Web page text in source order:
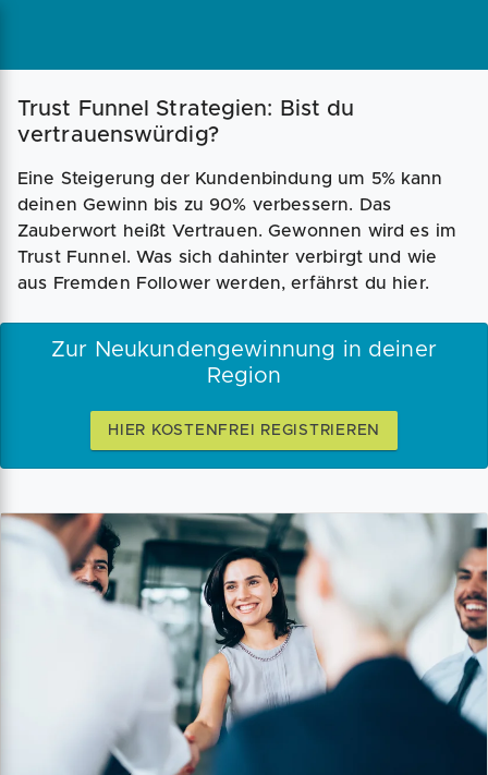
Magazin Businessplan Fördermittel
Trust Funnel Strategien: Bist du
vertrauenswürdig?
Eine Steigerung der Kundenbindung um 5% kann
deinen Gewinn bis zu 90% verbessern. Das
Zauberwort heißt Vertrauen. Gewonnen wird es im
Trust Funnel. Was sich dahinter verbirgt und wie
aus Fremden Follower werden, erfährst du hier.
Zur Neukundengewinnung in deiner
Region
HIER KOSTENFREI REGISTRIEREN